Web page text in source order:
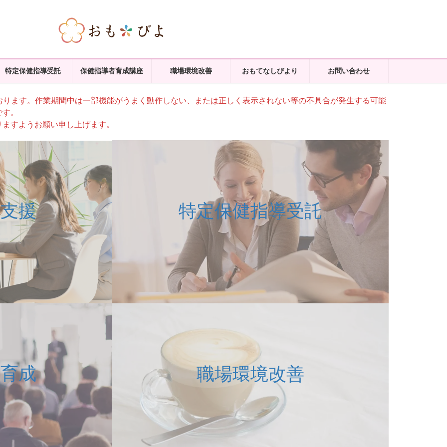
特定保健指導受託 保健指導者育成講座 職場環境改善 おもてなしびより お問い合わせ
す。作業期間中は一部機能がうまく動作しない、または正しく表示されない等の不具合が発生する可能
。
すようお願い申し上げます。
援
成
特定保健指導受託
職場環境改善